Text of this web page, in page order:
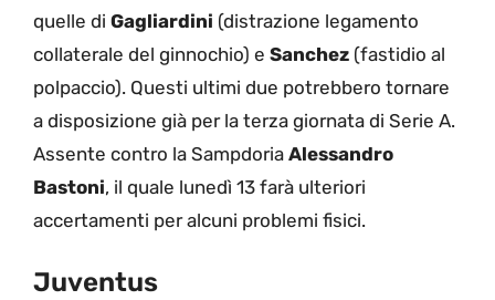
quelle di Gagliardini (distrazione legamento
collaterale del ginnochio) e Sanchez (fastidio al
polpaccio). Questi ultimi due potrebbero tornare
a disposizione già per la terza giornata di Serie A.
Assente contro la Sampdoria Alessandro
Bastoni, il quale lunedì 13 farà ulteriori
accertamenti per alcuni problemi fisici.
Juventus